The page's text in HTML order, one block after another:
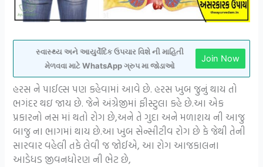
સ્વાસ્થ્ય અને આયુર્વેદિક ઉપચાર વિશે ની માહિતી
મેળવવા માટે WhatsApp ગ્રુપ મા જોડાઓ
Join Now
હરસ ને પાઈલ્સ પણ કહેવામાં આવે છે. હરસ ખુબ જુનું થાય તો
ભગંદર થઇ જાય છે. જેને અંગ્રેજીમાં ફીસ્ટુલા કહે છે.આ એક
પ્રકારનો નસ માં થતો રોગ છે,અને તે ગુદા અને મળાશય ની આજુ
બાજુ ના ભાગમાં થાય છે.આ ખુબ સેન્સીટીવ રોગ છે કે જેથી તેની
સારવાર વહેલી તકે લેવી જ જોઈએ, આ રોગ આજકાલના
આડેધડ જીવનધોરણ ની ભેટ છે,